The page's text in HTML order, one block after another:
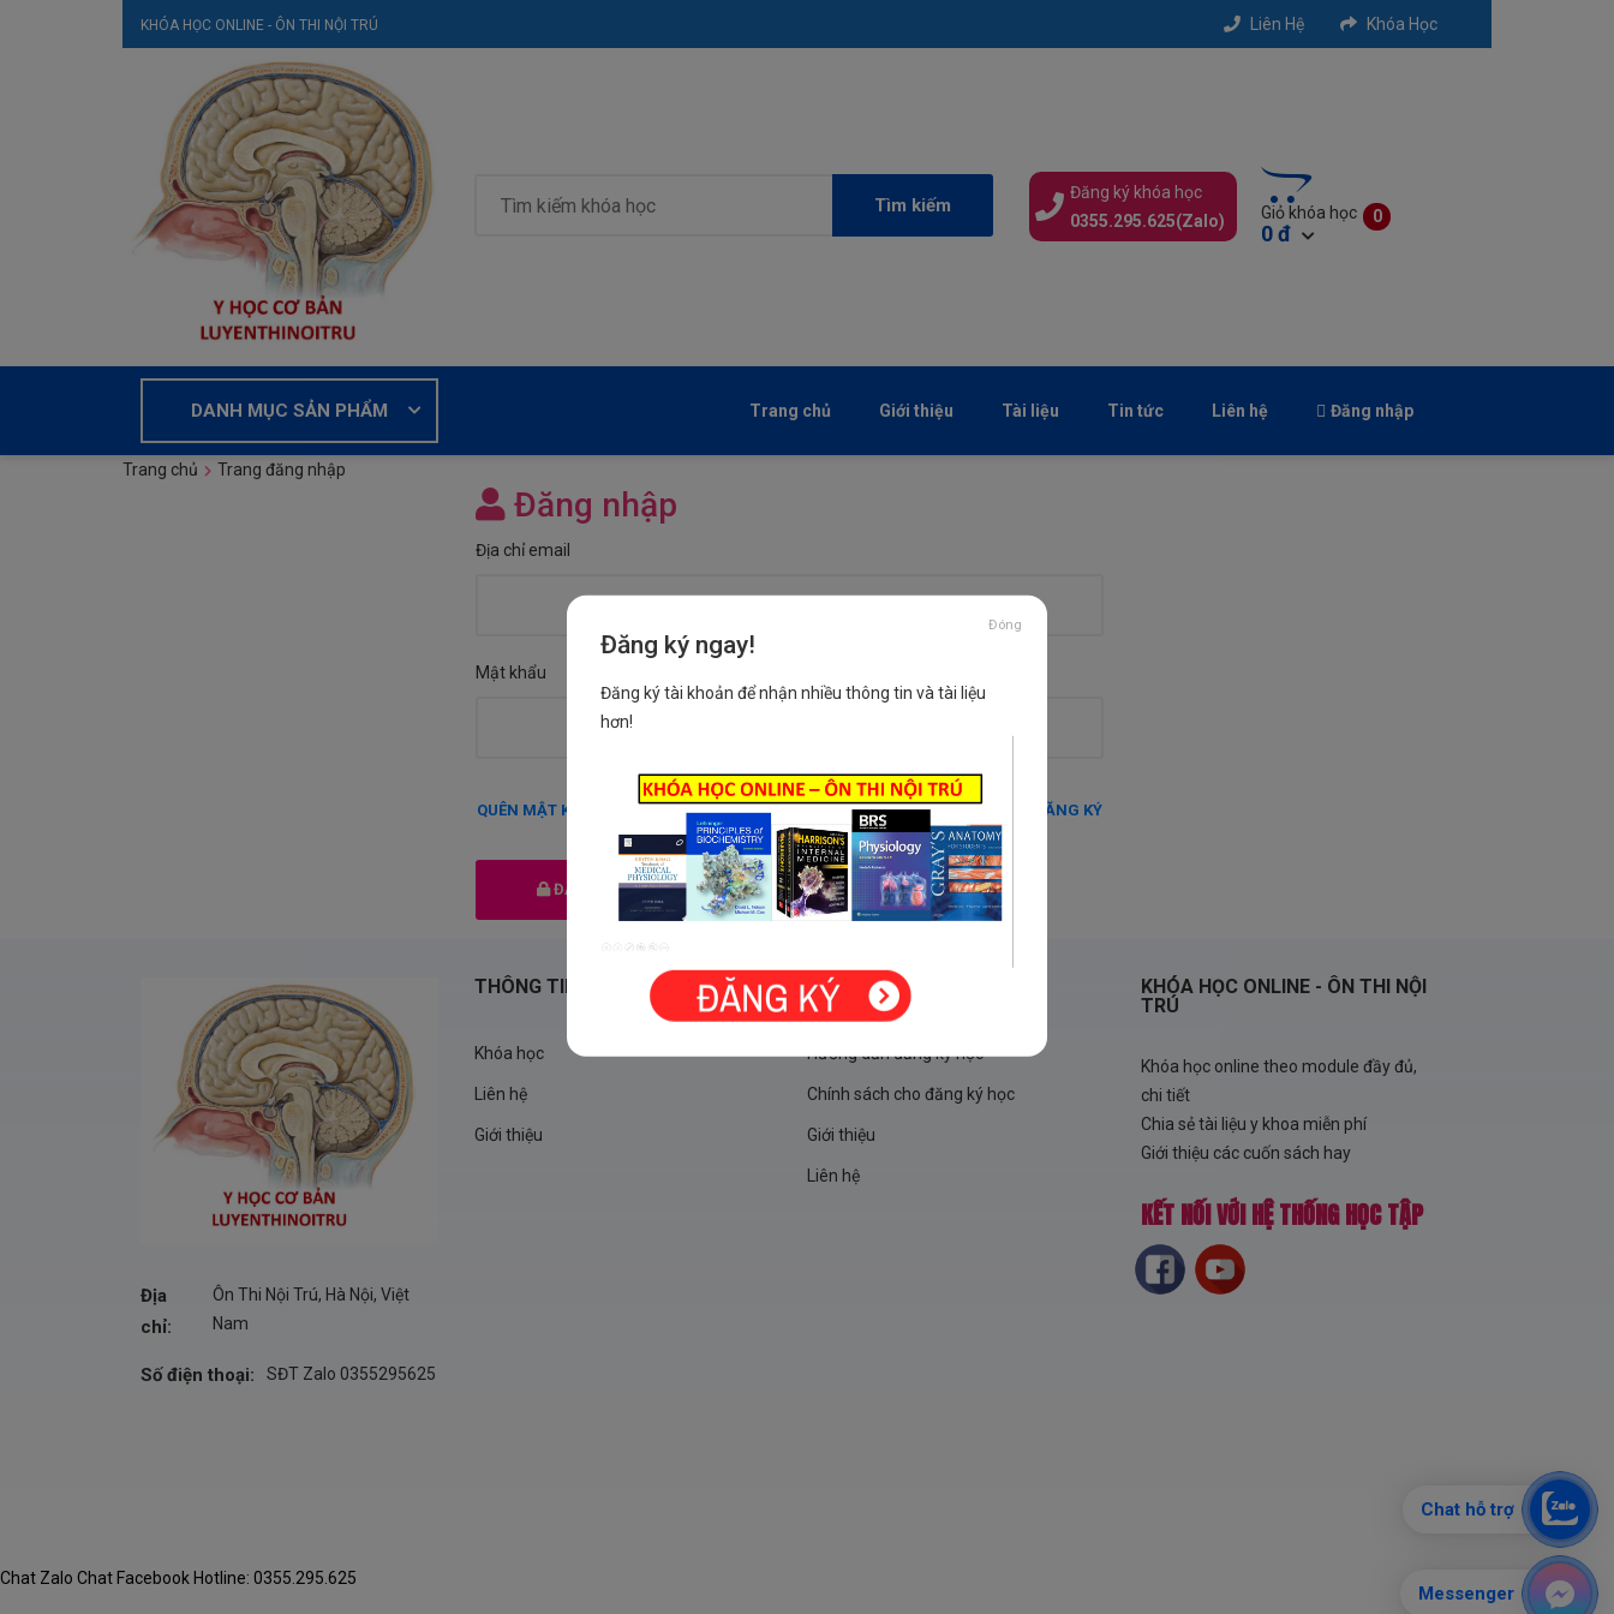
KHÓA HỌC ONLINE - ÔN THI NỘI TRÚ Liên Hệ Khóa Học
Tìm kiếm
Đăng ký khóa học
0355.295.625(Zalo)
0
Giỏ khóa học
0 đ
DANH MỤC SẢN PHẨM Trang chủ Giới thiệu Tài liệu Tin tức Liên hệ Đăng nhập
Trang chủ Trang đăng nhập
Đăng nhập
Địa chỉ email
Mật khẩu
QUÊN MẬT KHẨU ĐĂNG KÝ
ĐĂNG NHẬP
Địa
chỉ:
Ôn Thi Nội Trú, Hà Nội, Việt
Nam
Số điện thoại: SĐT Zalo 0355295625
THÔNG TIN
Khóa học
Liên hệ
Giới thiệu
ĐĂNG KÝ HỌC
Hướng dẫn đăng ký học
Chính sách cho đăng ký học
Giới thiệu
Liên hệ
KHÓA HỌC ONLINE - ÔN THI NỘI
TRÚ
Khóa học online theo module đầy đủ,
chi tiết
Chia sẻ tài liệu y khoa miễn phí
Giới thiệu các cuốn sách hay
KẾT NỐI VỚI HỆ THỐNG HỌC TẬP
Messenger
Chat hỗ trợ
Chat Zalo Chat Facebook Hotline: 0355.295.625
Đóng
Đăng ký ngay!
Đăng ký tài khoản để nhận nhiều thông tin và tài liệu
hơn!